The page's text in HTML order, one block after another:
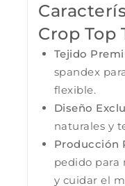
Crop Top
Tejido
spandex
flexible.
Diseño
naturales y
Producción
pedido para
y cuidar el